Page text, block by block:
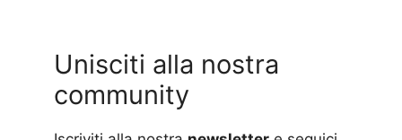
Unisciti alla nostra
community